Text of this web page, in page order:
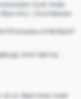
Syd| Siste
Bjørvika | Overtakelse
med næring -
et av Bjørvikas mest